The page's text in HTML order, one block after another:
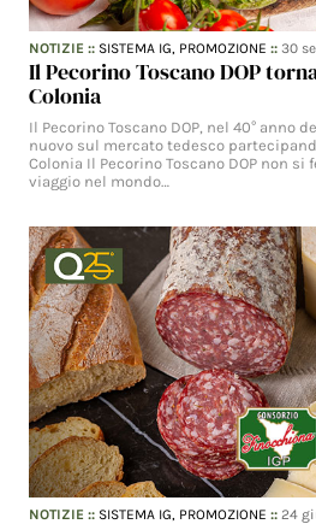
NOTIZIE :: SISTEMA IG, PROMOZIONE ::30
Il Pecorino Toscano DOP
Colonia
Il Pecorino Toscano DOP, nel 40° anno
nuovo sul mercato tedesco
Colonia Il Pecorino Toscano DOP non
viaggio nel mondo…
NOTIZIE :: SISTEMA IG, PROMOZIONE ::24